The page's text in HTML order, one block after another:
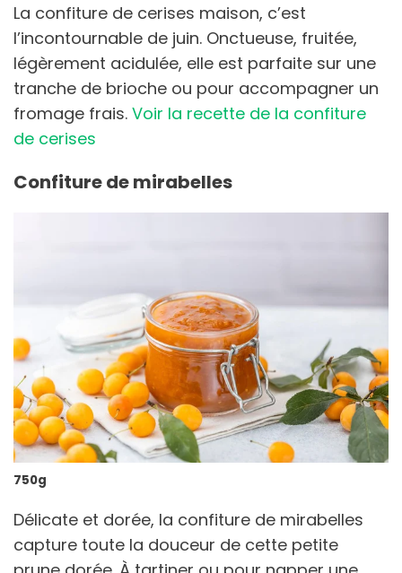
La confiture de cerises maison, c’est
l’incontournable de juin. Onctueuse, fruitée,
légèrement acidulée, elle est parfaite sur une
tranche de brioche ou pour accompagner un
fromage frais. Voir la recette de la confiture
de cerises
Confiture de mirabelles
750g
Délicate et dorée, la confiture de mirabelles
capture toute la douceur de cette petite